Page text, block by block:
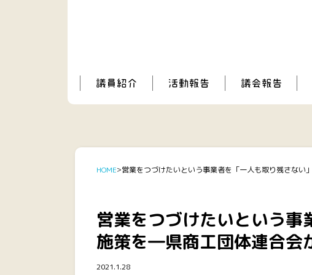
HOME 営業をつづけたいという事業者を「一人も取り残さな
営業をつづけたいという事
施策を―県商工団体連合会
2021.1.28